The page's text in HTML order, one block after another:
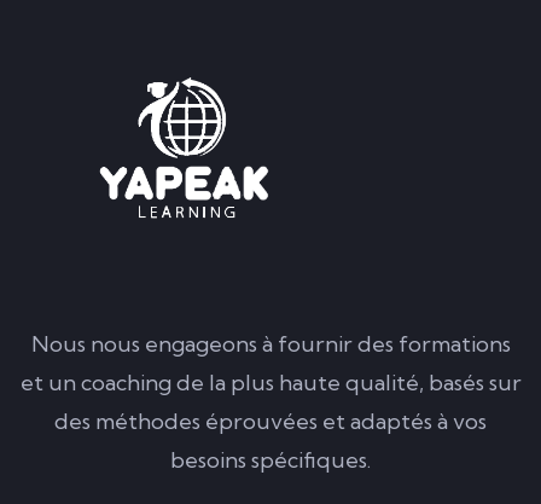
Nous nous engageons à fournir des formations
et un coaching de la plus haute qualité, basés sur
des méthodes éprouvées et adaptés à vos
besoins spécifiques.